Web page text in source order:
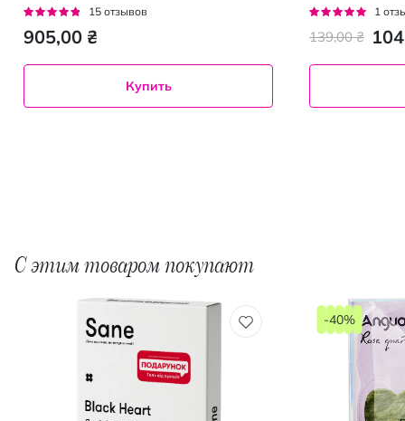
Рейтинг:
15 отзывов
905,00 ₴
Купить
Рейтинг:
1
139,00 ₴
С этим товаром покупают
-40%